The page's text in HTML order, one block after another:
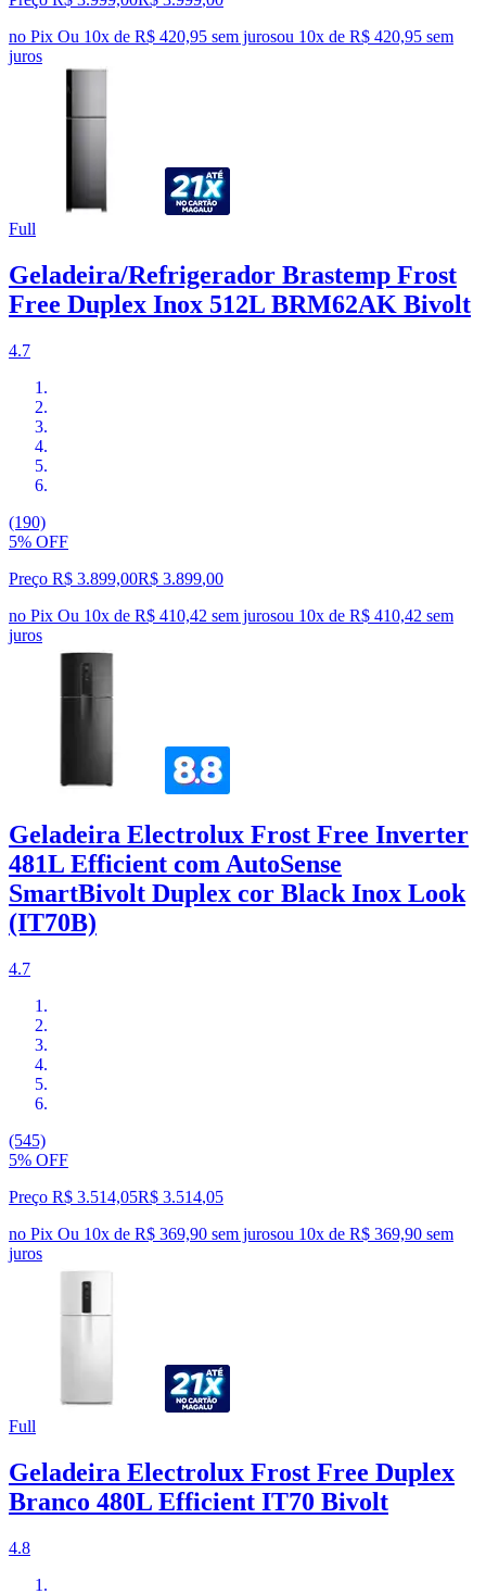
no Pix Ou 10x de R$ 420,95 sem jurosou 10x de R$ 420,95 sem
juros
Full
Geladeira/Refrigerador Brastemp Frost
Free Duplex Inox 512L BRM62AK Bivolt
4.7
(190)
5% OFF
Preço R$ 3.899,00R$ 3.899,00
no Pix Ou 10x de R$ 410,42 sem jurosou 10x de R$ 410,42 sem
juros
Geladeira Electrolux Frost Free Inverter
481L Efficient com AutoSense
SmartBivolt Duplex cor Black Inox Look
(IT70B)
4.7
(545)
5% OFF
Preço R$ 3.514,05R$ 3.514,05
no Pix Ou 10x de R$ 369,90 sem jurosou 10x de R$ 369,90 sem
juros
Full
Geladeira Electrolux Frost Free Duplex
Branco 480L Efficient IT70 Bivolt
4.8